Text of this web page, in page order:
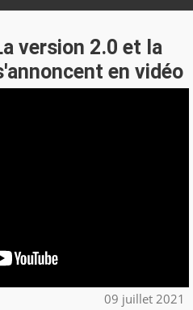
version 2.0 et la
en vidéo
09 juillet 2021